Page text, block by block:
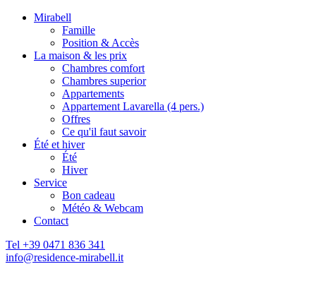
Mirabell
Famille
Position & Accès
La maison & les prix
Chambres comfort
Chambres superior
Appartements
Appartement Lavarella (4 pers.)
Offres
Ce qu'il faut savoir
Été et hiver
Été
Hiver
Service
Bon cadeau
Météo & Webcam
Contact
Tel +39 0471 836 341
info@residence-mirabell.it